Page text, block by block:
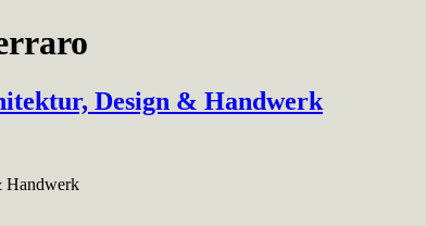
Design & Handwerk
Handwerk